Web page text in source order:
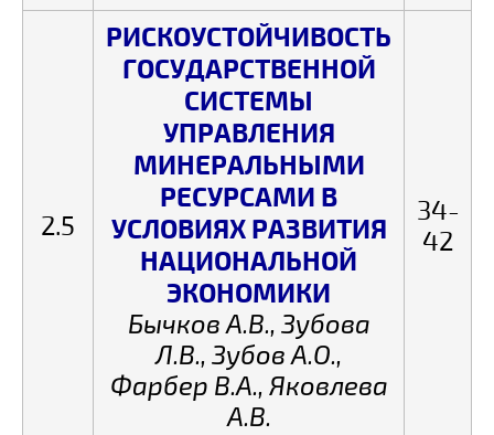
2.5
РИСКОУСТОЙЧИВОСТЬ
ГОСУДАРСТВЕННОЙ
СИСТЕМЫ
УПРАВЛЕНИЯ
МИНЕРАЛЬНЫМИ
РЕСУРСАМИ В
УСЛОВИЯХ РАЗВИТИЯ
НАЦИОНАЛЬНОЙ
ЭКОНОМИКИ
Бычков А.В., Зубова
Л.В., Зубов А.О.,
Фарбер В.А., Яковлева
А.В.
34-
42